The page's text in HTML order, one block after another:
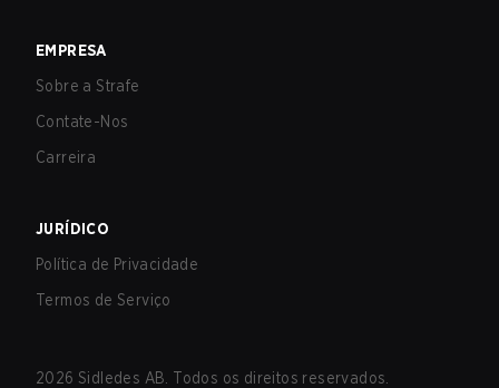
EMPRESA
Sobre a Strafe
Contate-Nos
Carreira
JURÍDICO
Política de Privacidade
Termos de Serviço
2026 Sidledes AB. Todos os direitos reservados.